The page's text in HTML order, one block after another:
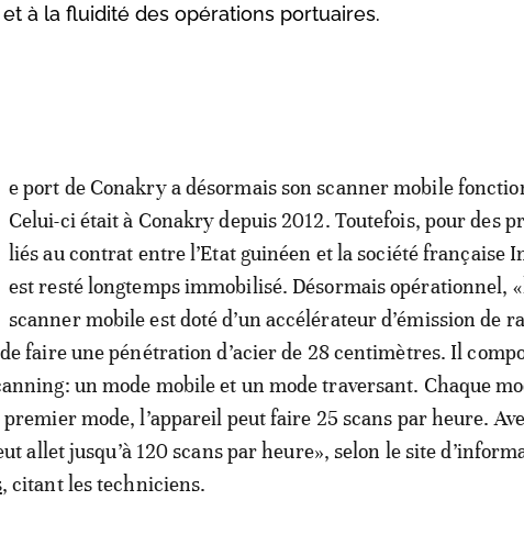
à la fluidité des opérations portuaires.
e port de Conakry a désormais son scanner mobile
Celui-ci était à Conakry depuis 2012. Toutefois, pour des
liés au contrat entre l’Etat guinéen et la société française
est resté longtemps immobilisé. Désormais opérationnel,
scanner mobile est doté d’un accélérateur d’émission de
faire une pénétration d’acier de 28 centimètres. Il
un mode mobile et un mode traversant. Chaque
premier mode, l’appareil peut faire 25 scans par heure.
allet jusqu’à 120 scans par heure», selon le site
, citant les techniciens.